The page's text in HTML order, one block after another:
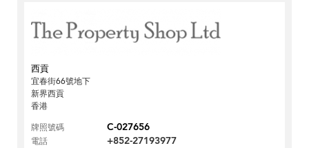
西貢
宜春街66號地下
新界西貢
香港
牌照號碼
C-027656
電話 +852-27193977